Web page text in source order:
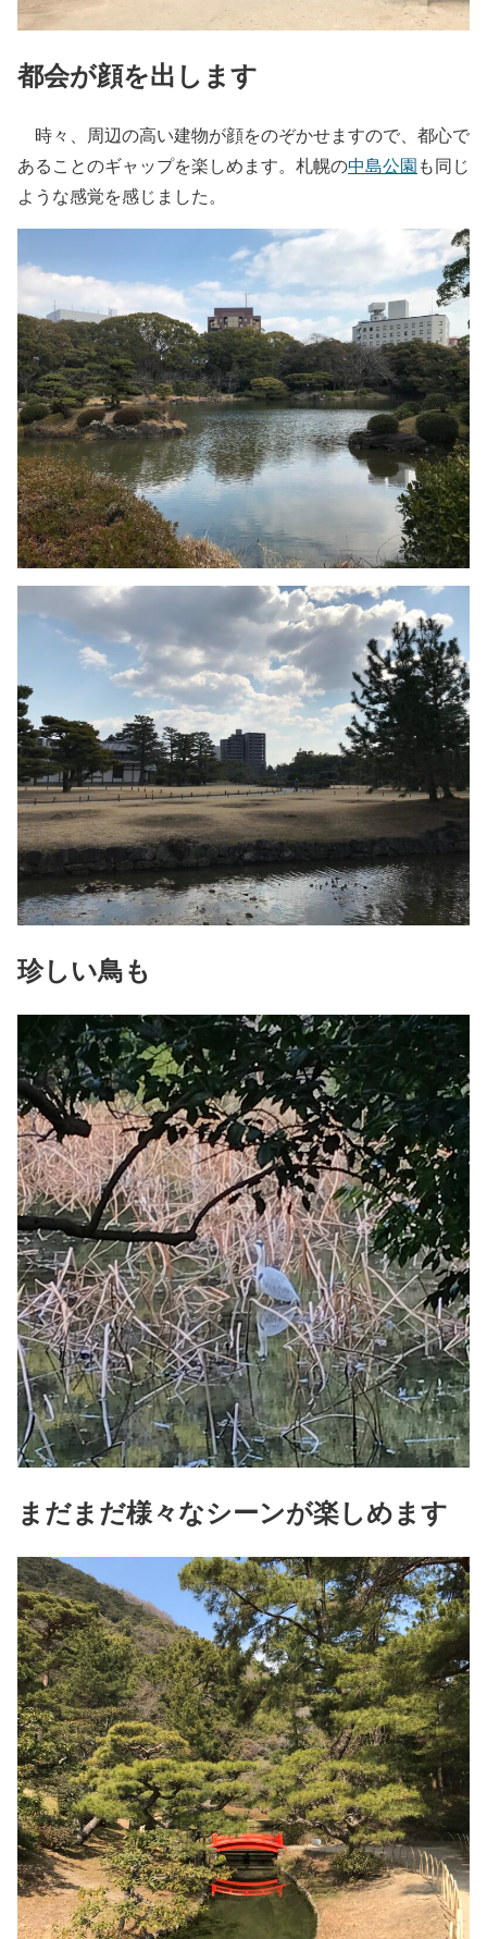
都会が顔を出します
時々、周辺の高い建物が顔をのぞかせますので、都心で
あることのギャップを楽しめます。札幌の中島公園も同じ
ような感覚を感じました。
珍しい鳥も
まだまだ様々なシーンが楽しめます